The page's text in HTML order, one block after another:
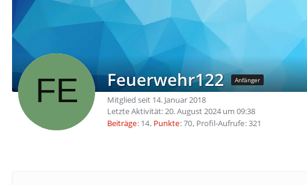
Feuerwehr122 Anfänger
Mitglied seit 14. Januar 2018
Letzte Aktivität:20. August 2024 um 09:38
Beiträge 14 Punkte 70 Profil-Aufrufe 321